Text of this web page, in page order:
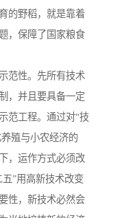
的野稻，就是靠着
，保障了国家粮食
范性。先所有技术
，并且要具备一定
范工程。通过对“技
殖与小农经济的
，运作方式必须改
”用高新技术改变
性，新技术必然会